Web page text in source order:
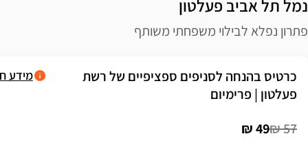
נמל תל אביב פעלטון
פתרון נפלא לבילוי משפחתי משותף
אפשרויות רכישה
כרטיס בהנחה לסניפים ספציפיים של רשת
פעלטון | פרימיום
מידע
57 ₪
49 ₪